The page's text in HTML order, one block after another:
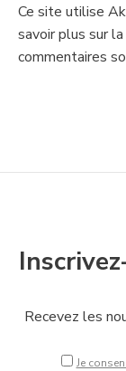
Ce site utilise
savoir plus sur
commentaires
Recevez les
Je